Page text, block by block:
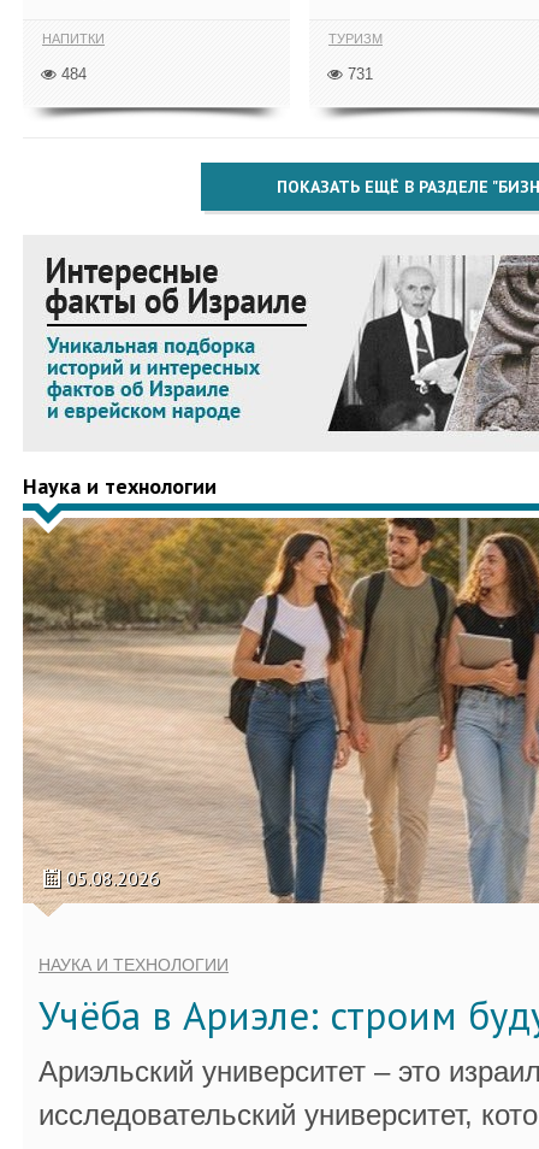
НАПИТКИ
484
ТУРИЗМ
731
ПОКАЗАТЬ ЕЩЁ В РАЗДЕЛЕ
Наука и технологии
05.08.2026
НАУКА И ТЕХНОЛОГИИ
Учёба в Ариэле: строим
Ариэльский университет – это
исследовательский университет,